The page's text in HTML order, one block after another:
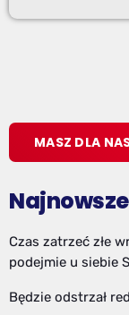
MASZ DLA
Czas zatrzeć złe
podejmie u siebie
Będzie odstrzał